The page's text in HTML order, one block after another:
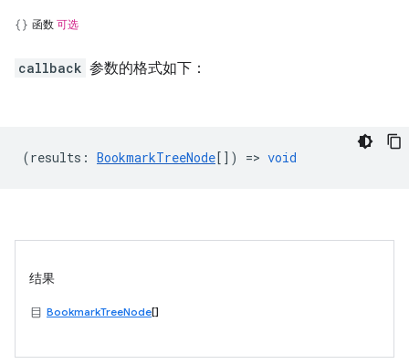
函数 可选
callback 参数的格式如下：
(results : BookmarkTreeNode[]) => void
结果
BookmarkTreeNode[]